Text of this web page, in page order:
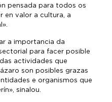
pensada para todos os
en valor a cultura, a
a importancia da
para facer posible
actividades que
son posibles grazas
e organismos que
sinalou.